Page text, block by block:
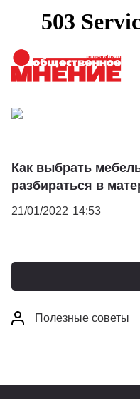
Как выбрать
разбираться в
21/01/2022 14:53
Полезные советы